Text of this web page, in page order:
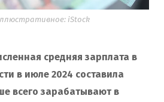
iStock
средняя зарплата в
в июле 2024 составила
всего зарабатывают в